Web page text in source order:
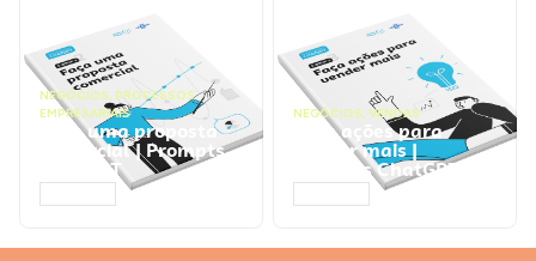
NEGÓCIOS, PROCESSOS
EMPRESARIAIS
Faça uma proposta
comercial | Prompts
ChatGPT
NEGÓCIOS, VENDAS
Faça ações para
vender mais |
Prompts ChatGPT